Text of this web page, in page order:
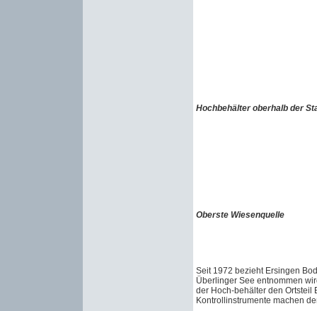
Hochbehälter oberhalb der
Oberste Wiesenquelle
Seit 1972 bezieht Ersingen
Überlinger See entnommen
der Hoch-behälter den Ortsteil
Kontrollinstrumente machen